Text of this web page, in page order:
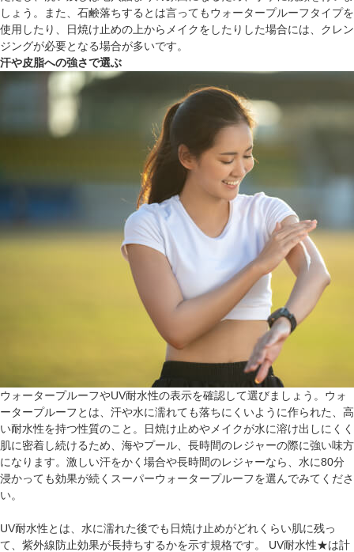
しょう。また、石鹸落ちするとは言ってもウォータープルーフタイプを
使用したり、日焼け止めの上からメイクをしたりした場合には、クレン
ジングが必要となる場合が多いです。
汗や皮脂への強さで選ぶ
ウォータープルーフやUV耐水性の表示を確認して選びましょう。ウォ
ータープルーフとは、汗や水に濡れても落ちにくいように作られた、高
い耐水性を持つ性質のこと。日焼け止めやメイクが水に溶け出しにくく
肌に密着し続けるため、海やプール、長時間のレジャーの際に強い味方
になります。激しい汗をかく場合や長時間のレジャーなら、水に80分
浸かっても効果が続くスーパーウォータープルーフを選んでみてくださ
い。
UV耐水性とは、水に濡れた後でも日焼け止めがどれくらい肌に残っ
て、紫外線防止効果が長持ちするかを示す規格です。 UV耐水性★は計